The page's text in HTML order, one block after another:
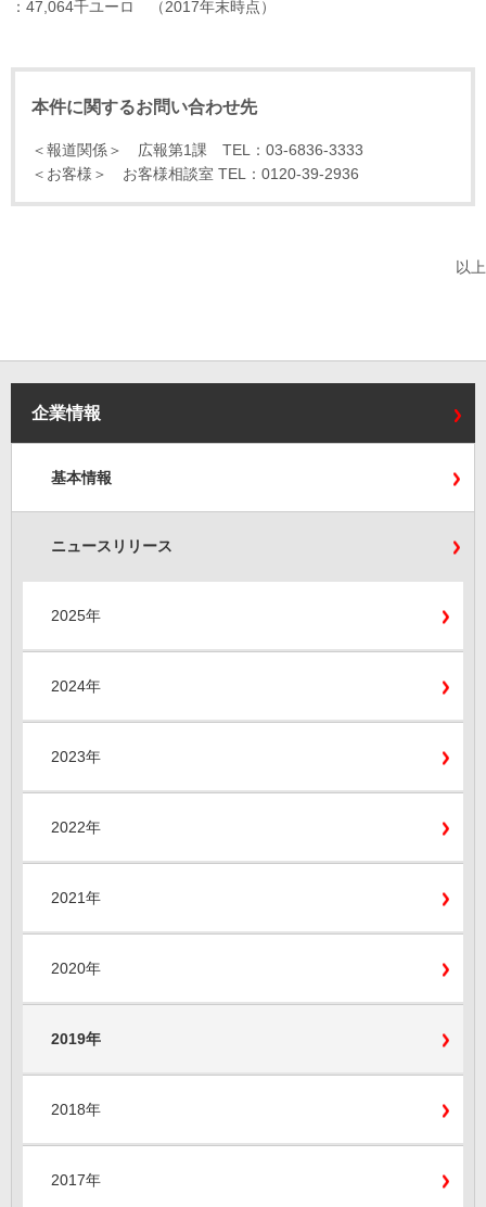
：47,064千ユーロ （2017年末時点）
本件に関するお問い合わせ先
＜報道関係＞ 広報第1課 TEL：03-6836-3333
＜お客様＞ お客様相談室 TEL：0120-39-2936
以上
企業情報
基本情報
ニュースリリース
2025年
2024年
2023年
2022年
2021年
2020年
2019年
2018年
2017年